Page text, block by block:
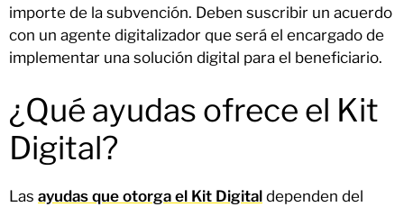
importe de la subvención. Deben suscribir un acuerdo
con un agente digitalizador que será el encargado de
implementar una solución digital para el beneficiario.
¿Qué ayudas ofrece el Kit
Digital?
Las ayudas que otorga el Kit Digital dependen del